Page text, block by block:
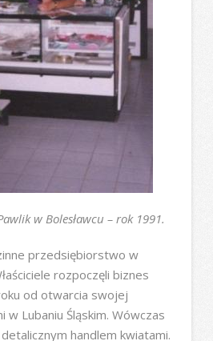
w Bolesławcu – rok 1991.
przedsiębiorstwo w
rozpoczęli biznes
od otwarcia swojej
w Lubaniu Śląskim. Wówczas
handlem kwiatami.